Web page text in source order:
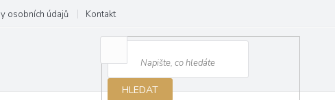
osobních údajů Kontakt
HLEDAT